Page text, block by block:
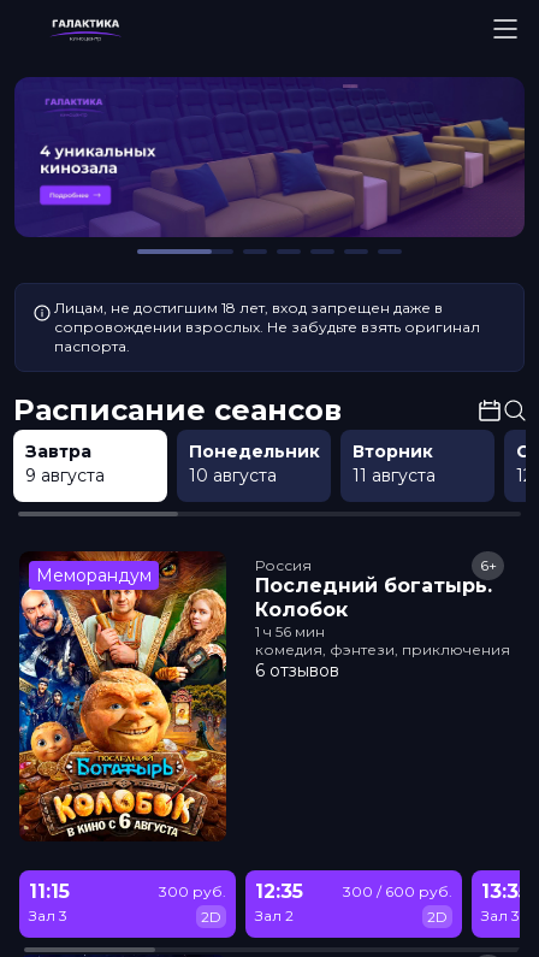
Лицам, не достигшим 18 лет, вход запрещен даже в
сопровождении взрослых. Не забудьте взять оригинал
паспорта.
Расписание сеансов
Завтра
9 августа
Понедельник
10 августа
Вторник
11 августа
12
Меморандум Россия
Последний богатырь.
Колобок
6+
1 ч 56 мин
комедия, фэнтези, приключения
6 отзывов
11:15
Зал 3
300 руб.
2D
12:35
Зал 2
300 / 600 руб.
2D
13:35
Зал 3